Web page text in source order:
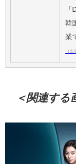
韓
業
（
＜関連する